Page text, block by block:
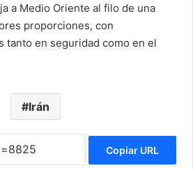
a Medio Oriente al filo de una
proporciones, con
tanto en seguridad como en el
Irán
Copiar URL